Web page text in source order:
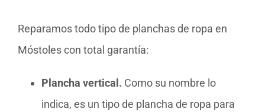
Reparamos todo tipo de planchas de ropa en
Móstoles con total garantía:
Plancha vertical. Como su nombre lo
indica, es un tipo de plancha de ropa para